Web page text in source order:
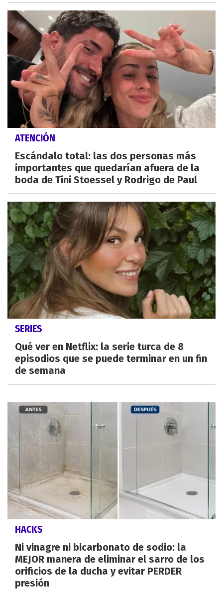
ATENCIÓN
Escándalo total: las dos personas más
importantes que quedarían afuera de la
boda de Tini Stoessel y Rodrigo de Paul
SERIES
Qué ver en Netflix: la serie turca de 8
episodios que se puede terminar en un fin
de semana
HACKS
Ni vinagre ni bicarbonato de sodio: la
MEJOR manera de eliminar el sarro de los
orificios de la ducha y evitar PERDER
presión